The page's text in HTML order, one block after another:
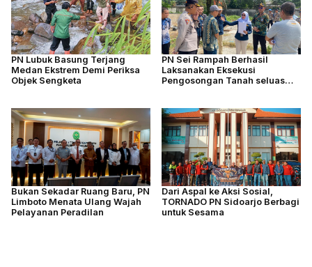
PN Lubuk Basung Terjang
Medan Ekstrem Demi Periksa
Objek Sengketa
PN Sei Rampah Berhasil
Laksanakan Eksekusi
Pengosongan Tanah seluas
Bukan Sekadar Ruang Baru, PN
Limboto Menata Ulang Wajah
Pelayanan Peradilan
Dari Aspal ke Aksi Sosial,
TORNADO PN Sidoarjo Berbagi
untuk Sesama